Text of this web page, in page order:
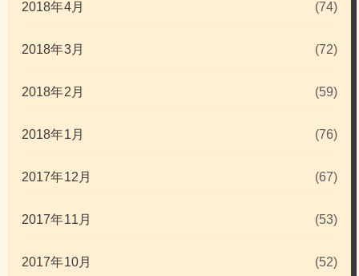
2018年4月 (74)
2018年3月 (72)
2018年2月 (59)
2018年1月 (76)
2017年12月 (67)
2017年11月 (53)
2017年10月 (52)